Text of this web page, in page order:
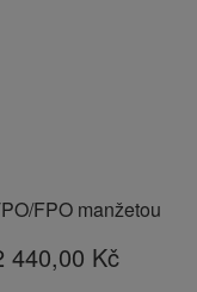
FPO manžetou
440,00 Kč